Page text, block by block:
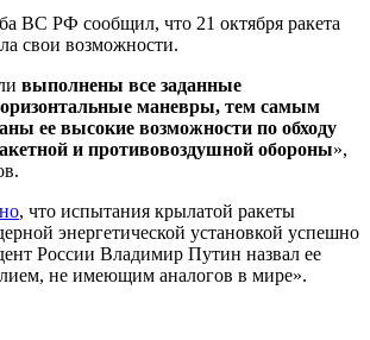
ВС РФ сообщил, что 21 октября ракета
свои возможности.
выполнены все заданные
маневры, тем самым
ее высокие возможности по обходу
и противовоздушной обороны»,
, что испытания крылатой ракеты
энергетической установкой успешно
России Владимир Путин назвал ее
не имеющим аналогов в мире».